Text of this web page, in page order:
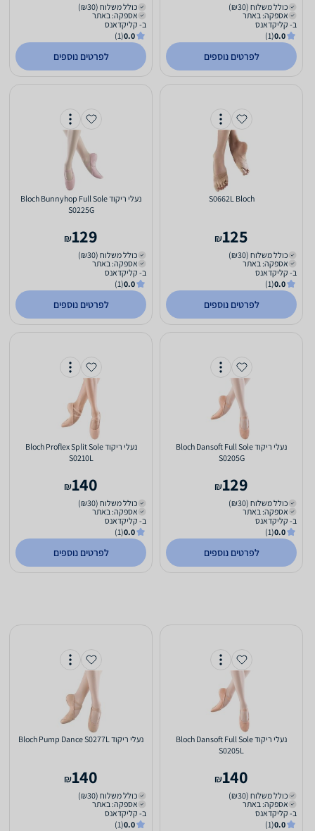
כולל משלוח (₪30)
אספקה: באתר
ב- קליקדאנס
0.0
(1)
לפרטים נוספים
כולל משלוח (₪30)
אספקה: באתר
ב- קליקדאנס
0.0
(1)
לפרטים נוספים
S0662L Bloch
125
₪
כולל משלוח (₪30)
אספקה: באתר
ב- קליקדאנס
0.0
(1)
לפרטים נוספים
‏נעלי ריקוד Bloch Bunnyhop Full Sole
S0225G
129
₪
כולל משלוח (₪30)
אספקה: באתר
ב- קליקדאנס
0.0
(1)
לפרטים נוספים
‏נעלי ריקוד Bloch Dansoft Full Sole
S0205G
129
₪
כולל משלוח (₪30)
אספקה: באתר
ב- קליקדאנס
0.0
(1)
לפרטים נוספים
‏נעלי ריקוד Bloch Proflex Split Sole
S0210L
140
₪
כולל משלוח (₪30)
אספקה: באתר
ב- קליקדאנס
0.0
(1)
לפרטים נוספים
‏נעלי ריקוד Bloch Dansoft Full Sole
S0205L
140
₪
כולל משלוח (₪30)
אספקה: באתר
ב- קליקדאנס
0.0
(1)
‏נעלי ריקוד Bloch Pump Dance S0277L
140
₪
כולל משלוח (₪30)
אספקה: באתר
ב- קליקדאנס
0.0
(1)